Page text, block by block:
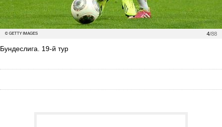
4/88
© GETTY IMAGES
Бундеслига. 19-й тур